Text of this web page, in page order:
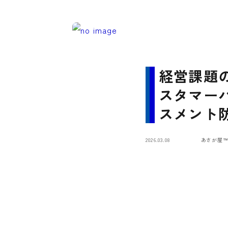
経営課題
スタマー
スメント
対策「カ
2026.03.08 あさが屋